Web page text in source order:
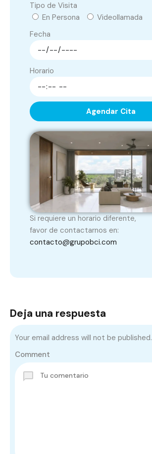
Tipo de Visita
En Persona
Videollamada
Fecha
Horario
Agendar Cita
Si requiere un horario diferente,
favor de contactarnos en:
contacto@grupobci.com
Deja una respuesta
Your email address will not be published.
Comment